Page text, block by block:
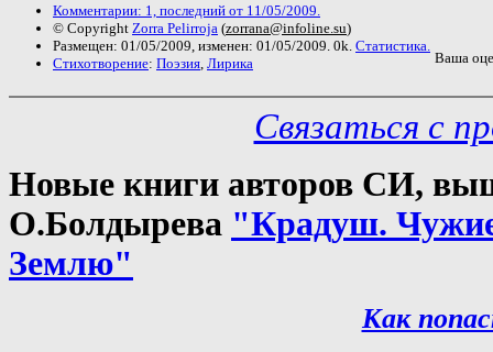
Комментарии: 1, последний от 11/05/2009.
© Copyright Zorra Pelirroja (zorrana@infoline.su)
Размещен: 01/05/2009, изменен: 01/05/2009. 0k. Статистика.
Стихотворение: Поэзия Лирика Ваша
Связаться с
Новые книги авторов СИ,
О.Болдырева "Крадуш.
Землю"
Как